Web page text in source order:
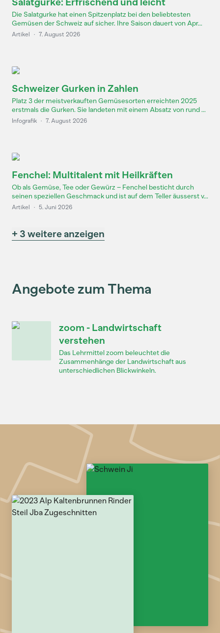
Die Salatgurke hat einen Spitzenplatz bei den beliebtesten
Gemüsen der Schweiz auf sicher. Ihre Saison dauert von Apr...
Artikel · 7. August 2026
Schweizer Gurken in Zahlen
Platz 3 der meistverkauften Gemüsesorten erreichten 2025
erstmals die Gurken. Sie landeten mit einem Absatz von rund ...
Infografik · 7. August 2026
Fenchel: Multitalent mit Heilkräften
Ob als Gemüse, Tee oder Gewürz – Fenchel besticht durch
seinen speziellen Geschmack und ist auf dem Teller äusserst v...
Artikel · 5. Juni 2026
+ 3 weitere anzeigen
Angebote zum Thema
zoom - Landwirtschaft
verstehen
Das Lehrmittel zoom beleuchtet die
Zusammenhänge der Landwirtschaft aus
unterschiedlichen Blickwinkeln.